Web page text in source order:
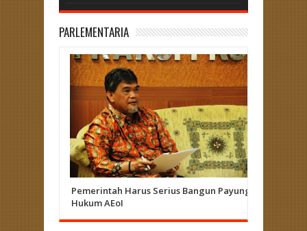
PARLEMENTARIA
Pemerintah Harus Serius Bangun Payung
Hukum AEoI
Herizal
Curup -